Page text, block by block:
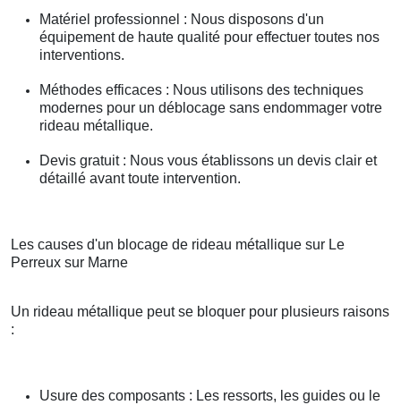
Matériel professionnel : Nous disposons d'un
équipement de haute qualité pour effectuer toutes nos
interventions.
Méthodes efficaces : Nous utilisons des techniques
modernes pour un déblocage sans endommager votre
rideau métallique.
Devis gratuit : Nous vous établissons un devis clair et
détaillé avant toute intervention.
Les causes d'un blocage de rideau métallique sur Le
Perreux sur Marne
Un rideau métallique peut se bloquer pour plusieurs raisons
:
Usure des composants : Les ressorts, les guides ou le